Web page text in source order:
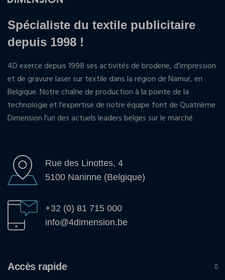
Spécialiste du textile publicitaire
depuis 1998 !
4D exerce depuis 1998 ses activités de broderie, d'impression
et de gravure laser sur textile dans la région de Namur, en
Belgique. Notre chaîne de production à la pointe de la
technologie et l'expertise de notre équipe font de Quatrième
Dimension l'un des actuels leaders belges sur le marché.
Rue des Linottes, 4
5100 Naninne (Belgique)
+32 (0) 81 715 000
info@4dimension.be
Accès rapide